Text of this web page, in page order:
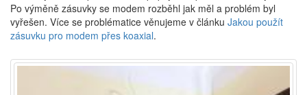
Po výměně zásuvky se modem rozběhl jak měl a problém byl
vyřešen. Více se problématice věnujeme v článku Jakou použít
zásuvku pro modem přes koaxial.